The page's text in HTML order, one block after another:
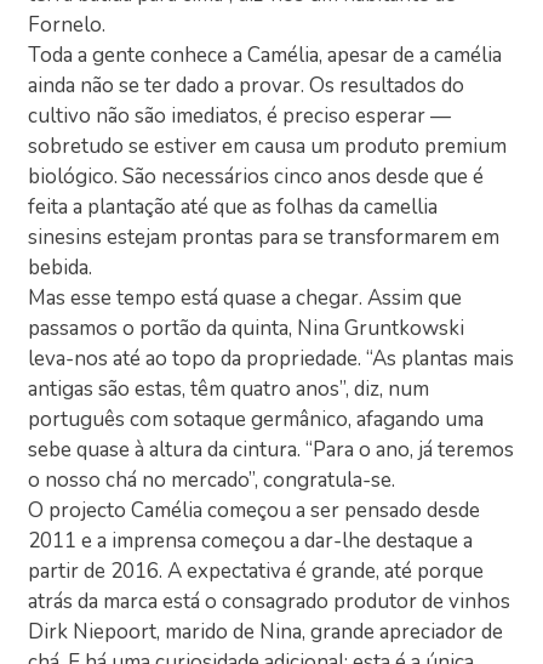
Fornelo.
Toda a gente conhece a Camélia, apesar de a camélia
ainda não se ter dado a provar. Os resultados do
cultivo não são imediatos, é preciso esperar —
sobretudo se estiver em causa um produto premium
biológico. São necessários cinco anos desde que é
feita a plantação até que as folhas da camellia
sinesins estejam prontas para se transformarem em
bebida.
Mas esse tempo está quase a chegar. Assim que
passamos o portão da quinta, Nina Gruntkowski
leva-nos até ao topo da propriedade. “As plantas mais
antigas são estas, têm quatro anos”, diz, num
português com sotaque germânico, afagando uma
sebe quase à altura da cintura. “Para o ano, já teremos
o nosso chá no mercado”, congratula-se.
O projecto Camélia começou a ser pensado desde
2011 e a imprensa começou a dar-lhe destaque a
partir de 2016. A expectativa é grande, até porque
atrás da marca está o consagrado produtor de vinhos
Dirk Niepoort, marido de Nina, grande apreciador de